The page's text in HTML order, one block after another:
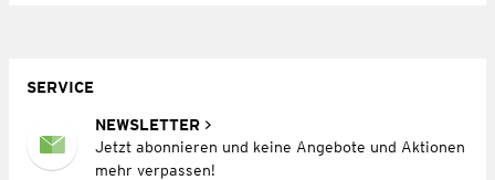
SERVICE
NEWSLETTER
Jetzt abonnieren und keine Angebote und Aktionen
mehr verpassen!